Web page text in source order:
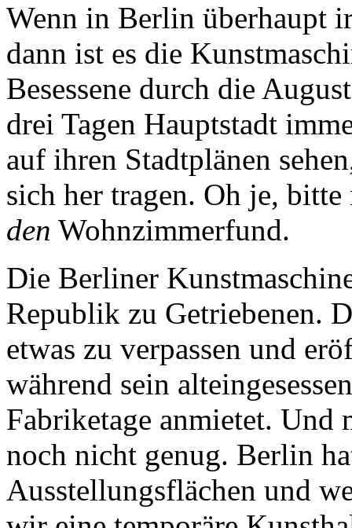
Wenn in Berlin überhaupt
dann ist es die
Besessene durch die
drei Tagen Hauptstadt
auf ihren Stadtplänen
sich her tragen. Oh je,
den Wohnzimmerfund.
Die Berliner
Republik zu Getriebenen.
etwas zu verpassen und
während sein
Fabriketage anmietet. Und
noch nicht genug. Berlin
Ausstellungsflächen und